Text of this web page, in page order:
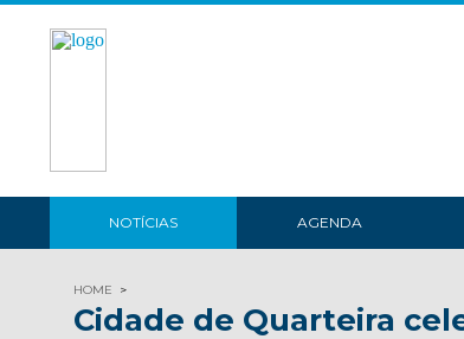
NOTÍCIAS AGENDA
HOME
Cidade de Quarteira